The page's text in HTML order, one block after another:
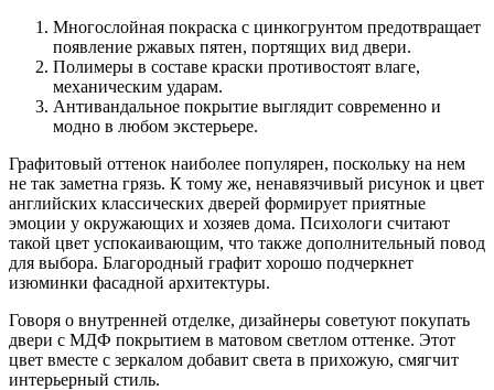
Многослойная покраска с цинкогрунтом предотвращает
появление ржавых пятен, портящих вид двери.
Полимеры в составе краски противостоят влаге,
механическим ударам.
Антивандальное покрытие выглядит современно и
модно в любом экстерьере.
Графитовый оттенок наиболее популярен, поскольку на нем
не так заметна грязь. К тому же, ненавязчивый рисунок и цвет
английских классических дверей формирует приятные
эмоции у окружающих и хозяев дома. Психологи считают
такой цвет успокаивающим, что также дополнительный повод
для выбора. Благородный графит хорошо подчеркнет
изюминки фасадной архитектуры.
Говоря о внутренней отделке, дизайнеры советуют покупать
двери с МДФ покрытием в матовом светлом оттенке. Этот
цвет вместе с зеркалом добавит света в прихожую, смягчит
интерьерный стиль.